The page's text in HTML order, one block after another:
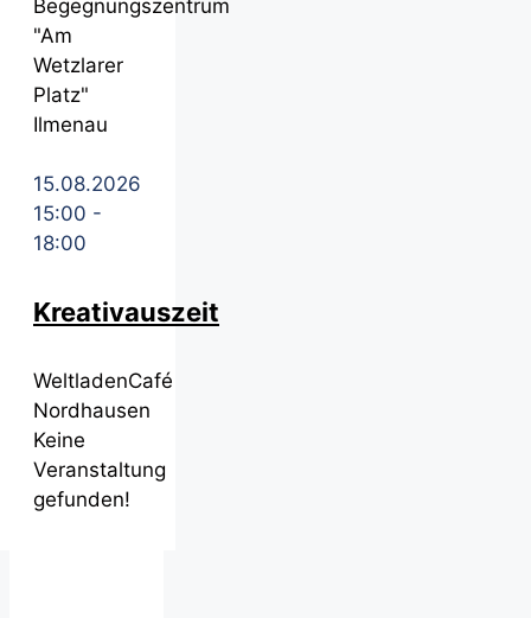
Begegnungszentrum
"Am
Wetzlarer
Platz"
Ilmenau
15.08.2026
15:00 -
18:00
Kreativauszeit
WeltladenCafé
Nordhausen
Keine
Veranstaltung
gefunden!